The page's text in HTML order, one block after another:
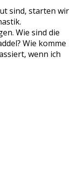
sind, starten wir
Wie sind die
Wie komme
wenn ich